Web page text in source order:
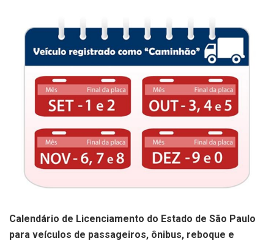
Calendário de Licenciamento do Estado de São Paulo
para veículos de passageiros, ônibus, reboque e